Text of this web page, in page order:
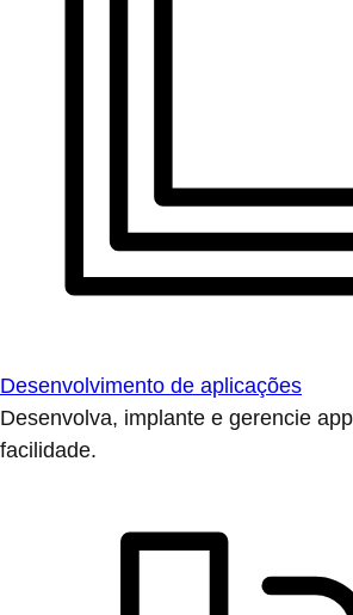
Desenvolvimento de aplicações
Desenvolva, implante e gerencie
facilidade.